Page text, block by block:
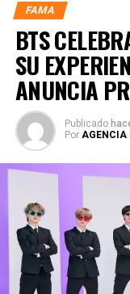
FAMA
BTS
SU
ANUNCIA
Publicado
Por AGENCIA